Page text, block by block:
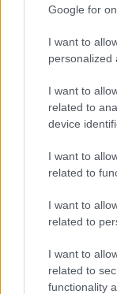
Google for
I want to
personalized
I want to
related to
device
I want to
related to
I want to
related to
I want to
related to
functionality
Adja meg
meg e-mail
Megismertem
Nem szeretne